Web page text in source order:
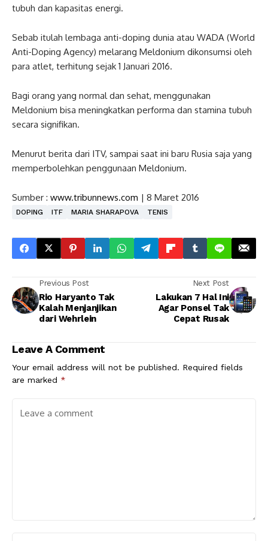
tubuh dan kapasitas energi.
Sebab itulah lembaga anti-doping dunia atau WADA (World
Anti-Doping Agency) melarang Meldonium dikonsumsi oleh
para atlet, terhitung sejak 1 Januari 2016.
Bagi orang yang normal dan sehat, menggunakan
Meldonium bisa meningkatkan performa dan stamina tubuh
secara signifikan.
Menurut berita dari ITV, sampai saat ini baru Rusia saja yang
memperbolehkan penggunaan Meldonium.
Sumber : www.tribunnews.com | 8 Maret 2016
DOPING ITF MARIA SHARAPOVA TENIS
Previous Post
Rio Haryanto Tak
Kalah Menjanjikan
dari Wehrlein
Next Post
Lakukan 7 Hal Ini
Agar Ponsel Tak
Cepat Rusak
Leave A Comment
Your email address will not be published. Required fields
are marked *